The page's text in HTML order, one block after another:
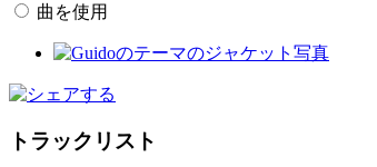
曲を使用
トラックリスト